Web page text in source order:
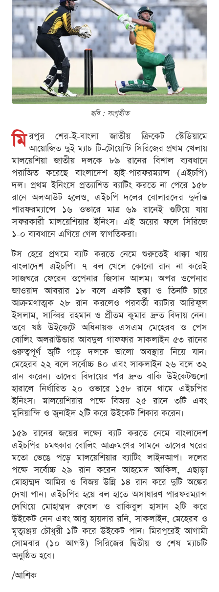
ছবি : সংগৃহীত
মি রপুর শের-ই-বাংলা জাতীয় ক্রিকেট স্টেডিয়ামে
আয়োজিত দুই ম্যাচ টি-টোয়েন্টি সিরিজের প্রথম খেলায়
মালয়েশিয়া জাতীয় দলকে ৮৯ রানের বিশাল ব্যবধানে
পরাজিত করেছে বাংলাদেশ হাই-পারফরম্যান্স (এইচপি)
দল। প্রথম ইনিংসে প্রত্যাশিত ব্যাটিং করতে না পেরে ১৫৮
রানে অলআউট হলেও, এইচপি দলের বোলারদের দুর্দান্ত
পারফরম্যান্সে ১৬ ওভারে মাত্র ৬৯ রানেই গুটিয়ে যায়
সফরকারী মালয়েশিয়ার ইনিংস। এই জয়ের ফলে সিরিজে
১-০ ব্যবধানে এগিয়ে গেল স্বাগতিকরা।
টস হেরে প্রথমে ব্যাট করতে নেমে শুরুতেই ধাক্কা খায়
বাংলাদেশ এইচপি। ৭ বল খেলে কোনো রান না করেই
সাজঘরে ফেরেন ওপেনার জিসান আলম। অপর ওপেনার
জাওয়াদ আবরার ১৮ বলে একটি ছক্কা ও তিনটি চারে
আক্রমণাত্মক ২৮ রান করলেও পরবর্তী ব্যাটার আরিফুল
ইসলাম, সাব্বির রহমান ও প্রীতম কুমার দ্রুত বিদায় নেন।
তবে ষষ্ঠ উইকেটে অধিনায়ক এসএম মেহেরব ও পেস
বোলিং অলরাউন্ডার আবদুল গাফফার সাকলাইন ৫৩ রানের
গুরুত্বপূর্ণ জুটি গড়ে দলকে ভালো অবস্থায় নিয়ে যান।
মেহেরব ২২ বলে সর্বোচ্চ ৪০ এবং সাকলাইন ২৬ বলে ৩২
রান করেন। তাদের বিদায়ের পর দ্রুত বাকি উইকেটগুলো
হারালে নির্ধারিত ২০ ওভারে ১৫৮ রানে থামে এইচপির
ইনিংস। মালয়েশিয়ার পক্ষে বিজয় ২৫ রানে ৩টি এবং
মুনিয়ান্দি ও জুনাইদ ২টি করে উইকেট শিকার করেন।
১৫৯ রানের জয়ের লক্ষ্যে ব্যাট করতে নেমে বাংলাদেশ
এইচপির চমৎকার বোলিং আক্রমণের সামনে তাসের ঘরের
মতো ভেঙে পড়ে মালয়েশিয়ার ব্যাটিং লাইনআপ। দলের
পক্ষে সর্বোচ্চ ২৯ রান করেন আহমেদ আকিল, এছাড়া
মোহাম্মদ আমির ও বিজয় উন্নি ১৪ রান করে দুটি অঙ্কের
দেখা পান। এইচপির হয়ে বল হাতে অসাধারণ পারফরম্যান্স
দেখিয়ে মোহাম্মদ রুবেল ও রাকিবুল হাসান ২টি করে
উইকেট নেন এবং আবু হায়দার রনি, সাকলাইন, মেহেরব ও
মৃত্যুঞ্জয় চৌধুরী ১টি করে উইকেট পান। মিরপুরেই আগামী
সোমবার (১০ আগস্ট) সিরিজের দ্বিতীয় ও শেষ ম্যাচটি
অনুষ্ঠিত হবে।
/আশিক